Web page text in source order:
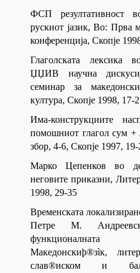
ФСП резултативност
рускиот јазик, Во: Прва
конференција, Скопје
Глаголската лексика
ЏЏИВ научна
семинар за
култура, Скопје 1998, 17-
Има-конструкциите
помошниот глагол сум +
збор, 4-6, Скопје 1997,
Марко Цепенков во
неговите приказни,
1998, 29-35
Временската
Петре М.
Македонскиþ®зìк,
слав®нском и